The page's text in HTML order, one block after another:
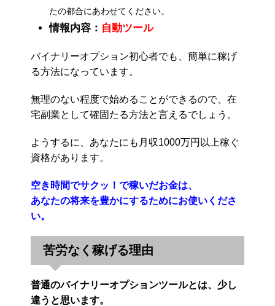
たの都合にあわせてください。
情報内容： 自動ツール
バイナリーオプション初心者でも、簡単に稼げ
る方法になっています。
無理のない程度で始めることができるので、在
宅副業として確固たる方法と言えるでしょう。
ようするに、あなたにも月収1000万円以上稼ぐ
資格があります。
空き時間でサクッ！で稼いだお金は、
あなたの将来を豊かにするためにお使いくださ
い。
苦労なく稼げる理由
普通のバイナリーオプションツールとは、少し
違うと思います。